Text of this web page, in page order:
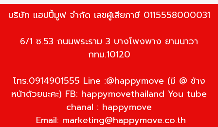
บริษัท แฮปปี้มูฟ จำกัด เลขผู้เสียภาษี 0115558000031
6/1 ซ.53 ถนนพระราม 3 บางโพงพาง ยานนาวา
กทม.10120
โทร.0914901555 Line :@happymove (มี @ ข้าง
หน้าด้วยนะคะ) FB: happymovethailand You tube
chanal : happymove
Email: marketing@happymove.co.th